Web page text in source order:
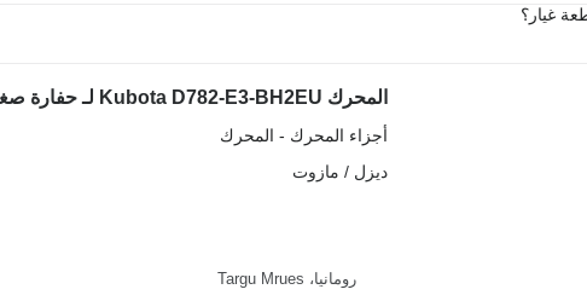
غيار؟
المحرك Kubota D782-E3-BH2EU لـ حفارة صغيرة
أجزاء المحرك - المحرك
ديزل / مازوت
رومانيا، Targu Mrues